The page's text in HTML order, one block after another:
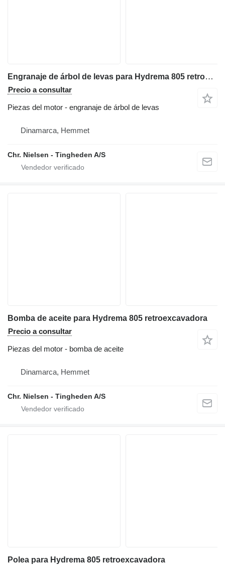
Engranaje de árbol de levas para Hydrema 805 retroexcavadora
Precio a consultar
Piezas del motor - engranaje de árbol de levas
Dinamarca, Hemmet
Chr. Nielsen - Tingheden A/S
Bomba de aceite para Hydrema 805 retroexcavadora
Precio a consultar
Piezas del motor - bomba de aceite
Dinamarca, Hemmet
Chr. Nielsen - Tingheden A/S
Polea para Hydrema 805 retroexcavadora